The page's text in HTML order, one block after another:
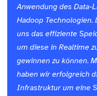
Anwendung des Data-
Hadoop
uns das effiziente
um diese in Realtime
gewinnen zu können.
haben wir erfolgreich
Infrastruktur um eine